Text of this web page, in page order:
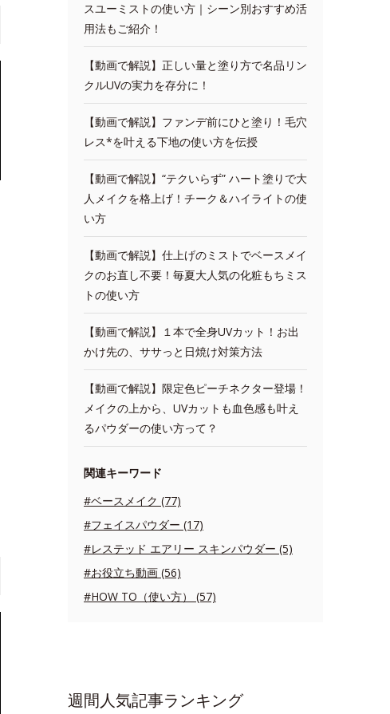
スユーミストの使い方｜シーン別おすすめ活
用法もご紹介！
【動画で解説】正しい量と塗り方で名品リン
クルUVの実力を存分に！
【動画で解説】ファンデ前にひと塗り！毛穴
レス*を叶える下地の使い方を伝授
【動画で解説】“テクいらず” ハート塗りで大
人メイクを格上げ！チーク＆ハイライトの使
い方
【動画で解説】仕上げのミストでベースメイ
クのお直し不要！毎夏大人気の化粧もちミス
トの使い方
【動画で解説】１本で全身UVカット！お出
かけ先の、ササっと日焼け対策方法
【動画で解説】限定色ピーチネクター登場！
メイクの上から、UVカットも血色感も叶え
るパウダーの使い方って？
関連キーワード
#ベースメイク (77)
#フェイスパウダー (17)
#レステッド エアリー スキンパウダー (5)
#お役立ち動画 (56)
#HOW TO（使い方） (57)
週間人気記事ランキング